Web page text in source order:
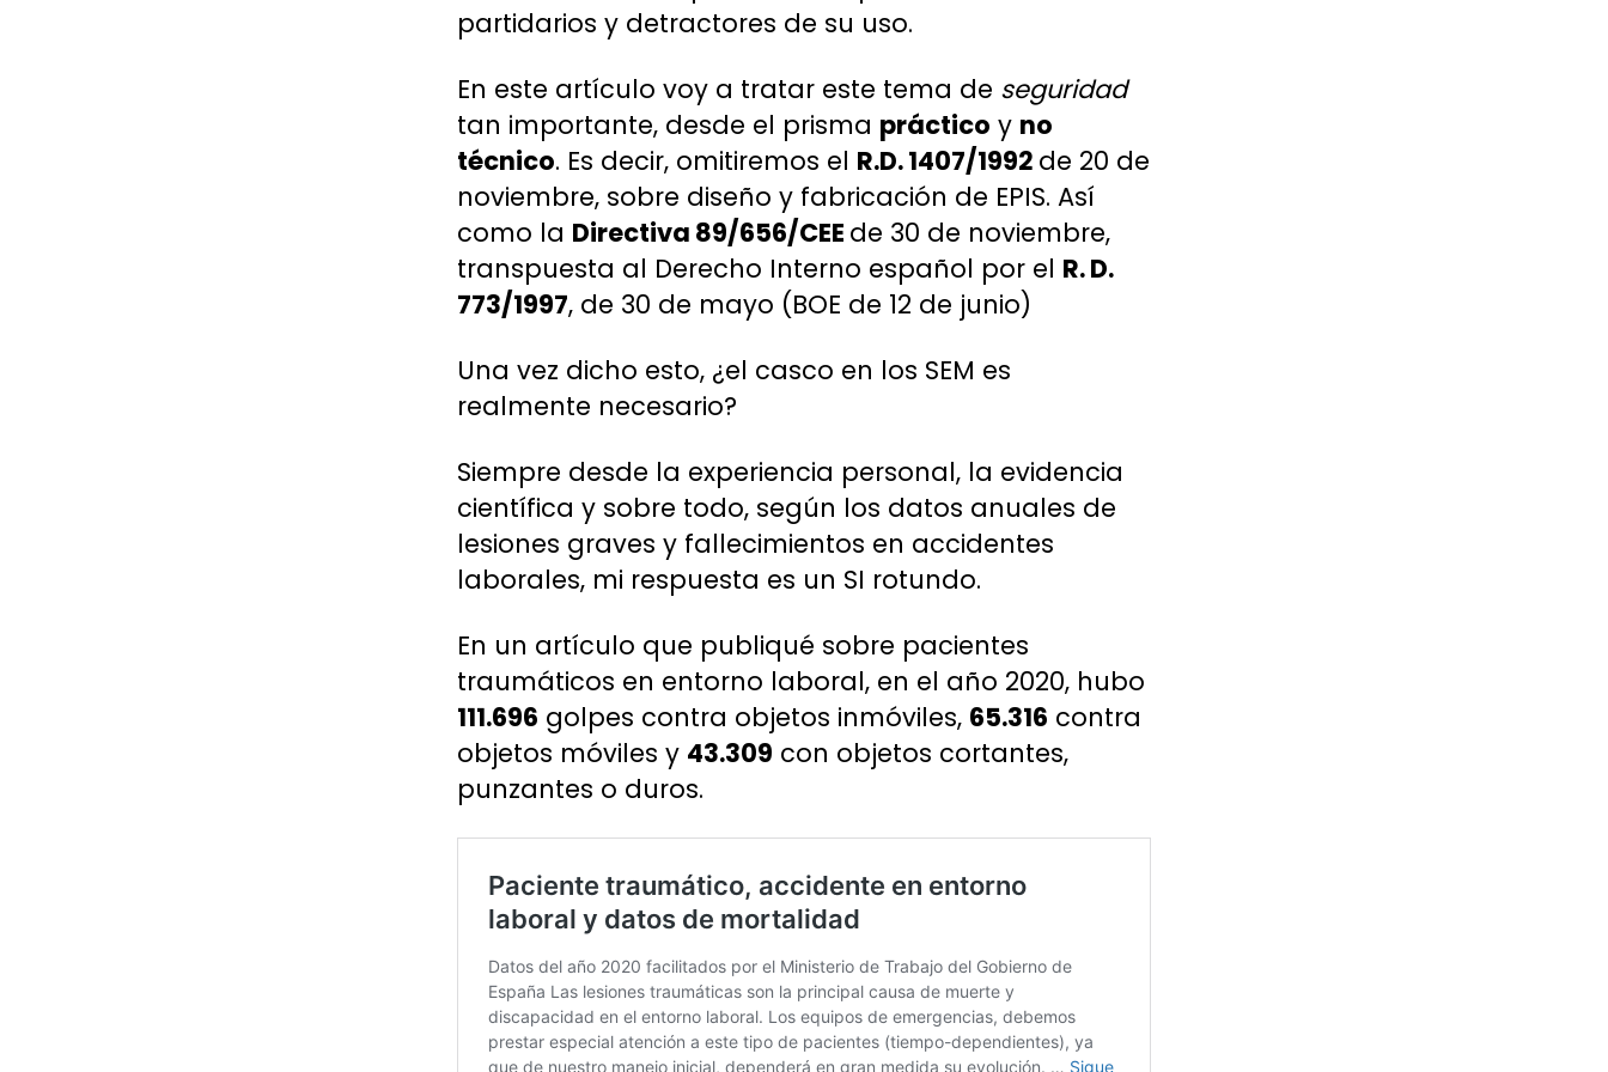
partidarios y detractores de su uso.
En este artículo voy a tratar este tema de seguridad
tan importante, desde el prisma práctico y no
técnico. Es decir, omitiremos el R.D. 1407/1992 de 20 de
noviembre, sobre diseño y fabricación de EPIS. Así
como la Directiva 89/656/CEE de 30 de noviembre,
transpuesta al Derecho Interno español por el R. D.
773/1997, de 30 de mayo (BOE de 12 de junio)
Una vez dicho esto, ¿el casco en los SEM es
realmente necesario?
Siempre desde la experiencia personal, la evidencia
científica y sobre todo, según los datos anuales de
lesiones graves y fallecimientos en accidentes
laborales, mi respuesta es un SI rotundo.
En un artículo que publiqué sobre pacientes
traumáticos en entorno laboral, en el año 2020, hubo
111.696 golpes contra objetos inmóviles, 65.316 contra
objetos móviles y 43.309 con objetos cortantes,
punzantes o duros.